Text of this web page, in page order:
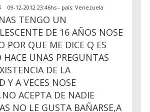
09-12-2012 23:46hs - país: Venezuela
TENGO UN
DE 16 AÑOS NOSE
POR QUE ME DICE Q ES
HACE UNAS PREGUNTAS
DE LA
Y A VECES NOSE
ACEPTA DE NADIE
NO LE GUSTA BAÑARSE,A